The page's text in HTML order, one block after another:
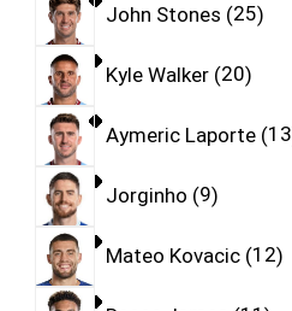
John Stones 25
Kyle Walker 20
Aymeric Laporte 13
Jorginho 9
Mateo Kovacic 12